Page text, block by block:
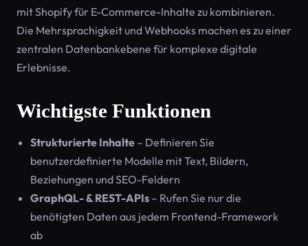
mit Shopify für E-Commerce-Inhalte zu kombinieren.
Die Mehrsprachigkeit und Webhooks machen es zu einer
zentralen Datenbankebene für komplexe digitale
Erlebnisse.
Wichtigste Funktionen
Strukturierte Inhalte – Definieren Sie
benutzerdefinierte Modelle mit Text, Bildern,
Beziehungen und SEO-Feldern
GraphQL- & REST-APIs – Rufen Sie nur die
benötigten Daten aus jedem Frontend-Framework
ab